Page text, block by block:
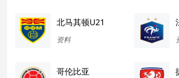
北马其顿U21
资料
哥伦比亚